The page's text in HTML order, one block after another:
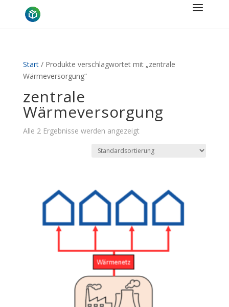
Start/ Produkte verschlagwortet mit „zentrale
Wärmeversorgung“
zentrale
Wärmeversorgung
Alle 2 Ergebnisse werden angezeigt